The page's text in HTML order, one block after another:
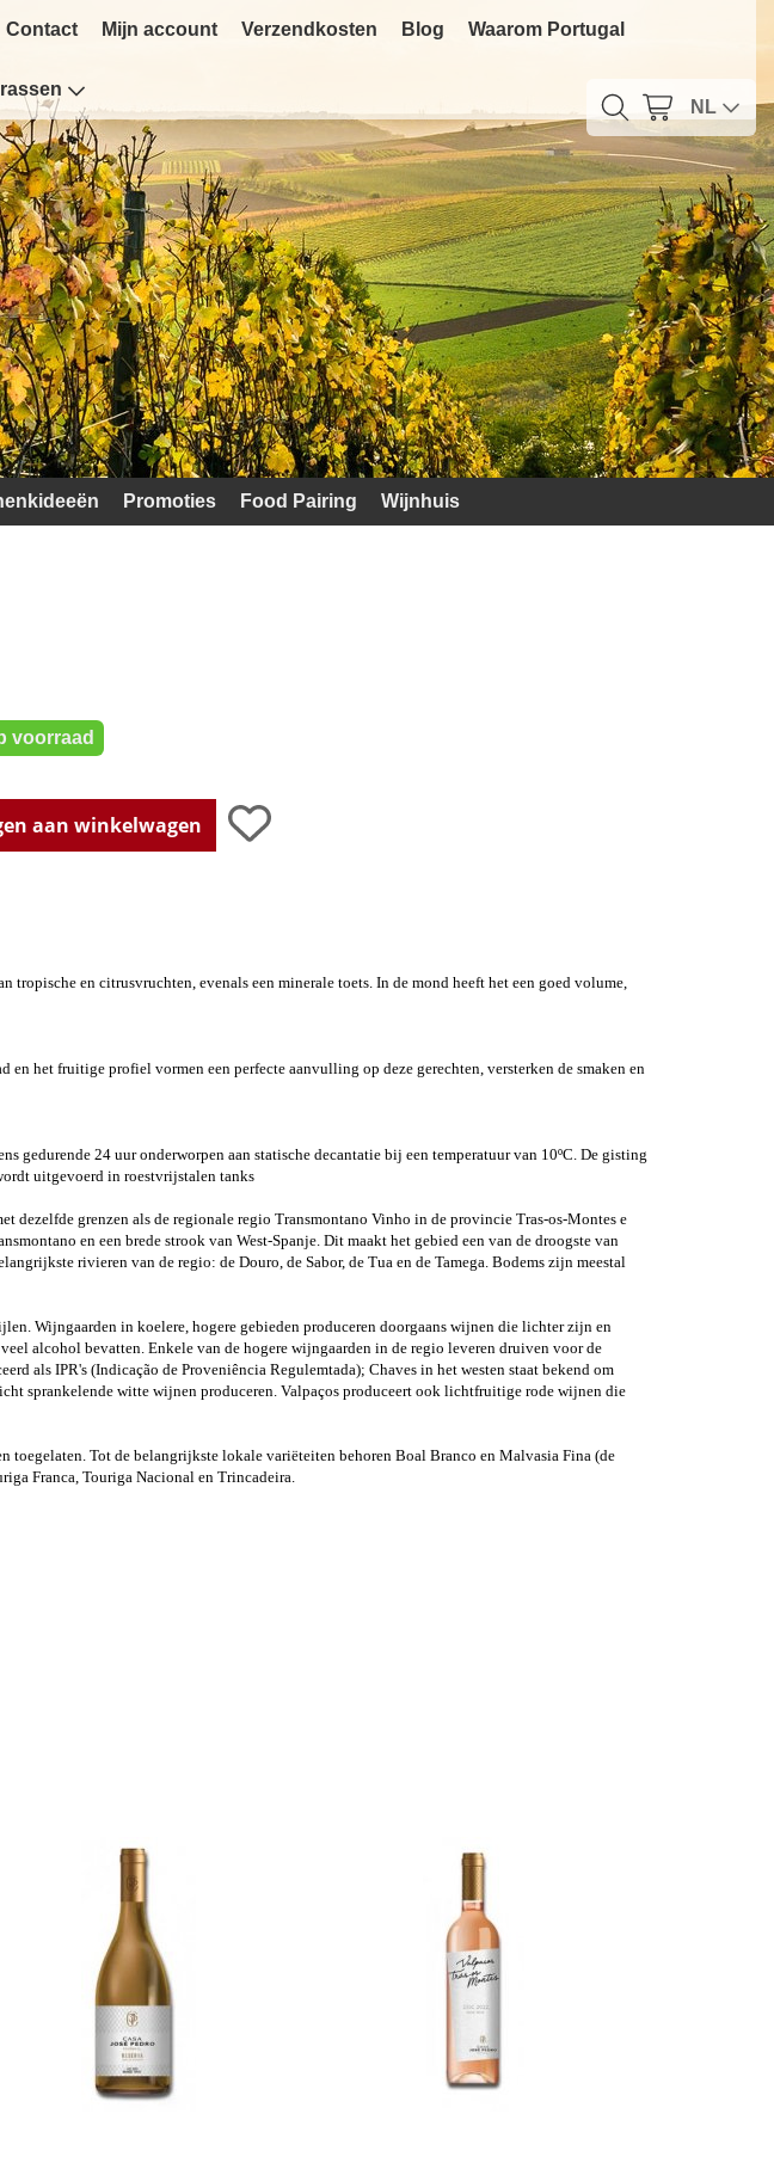
Contact Mijn account Verzendkosten Blog Waarom Portugal
NL
Promoties Food Pairing Wijnhuis
voorraad
en citrusvruchten, evenals een minerale toets. In de mond heeft het een goed volume,
het fruitige profiel vormen een perfecte aanvulling op deze gerechten, versterken de smaken en
gedurende 24 uur onderworpen aan statische decantatie bij een temperatuur van 10ºC. De gisting
uitgevoerd in roestvrijstalen tanks
dezelfde grenzen als de regionale regio Transmontano Vinho in de provincie Tras-os-Montes e
en een brede strook van West-Spanje. Dit maakt het gebied een van de droogste van
rivieren van de regio: de Douro, de Sabor, de Tua en de Tamega. Bodems zijn meestal
Wijngaarden in koelere, hogere gebieden produceren doorgaans wijnen die lichter zijn en
alcohol bevatten. Enkele van de hogere wijngaarden in de regio leveren druiven voor de
als IPR's (Indicação de Proveniência Regulemtada); Chaves in het westen staat bekend om
sprankelende witte wijnen produceren. Valpaços produceert ook lichtfruitige rode wijnen die
toegelaten. Tot de belangrijkste lokale variëteiten behoren Boal Branco en Malvasia Fina (de
Franca, Touriga Nacional en Trincadeira.